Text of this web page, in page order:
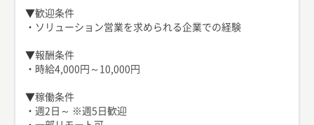
▼歓迎条件
・ソリューション営業を求められる企業での経験
▼報酬条件
・時給4,000円～10,000円
▼稼働条件
・週2日～ ※週5日歓迎